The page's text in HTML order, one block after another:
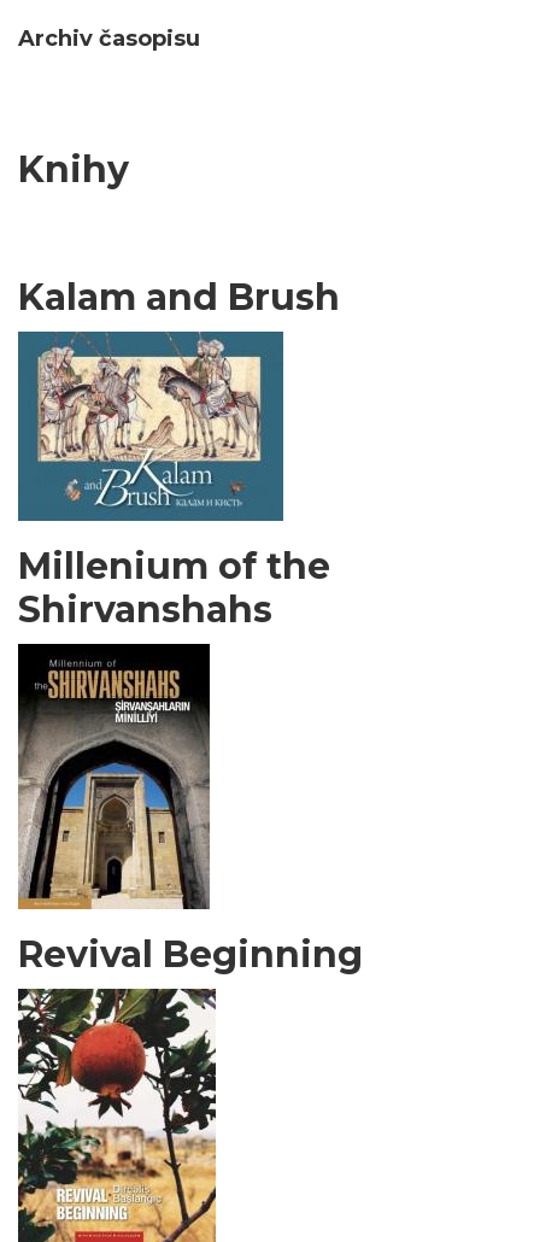
Archiv časopisu
Knihy
Kalam and Brush
Millenium of the
Shirvanshahs
Revival Beginning